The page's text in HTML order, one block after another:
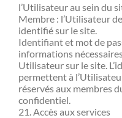
l’Utilisateur au sein du
Membre : l’Utilisateur
identifié sur le site.
Identifiant et mot de
informations
Utilisateur sur le site.
permettent à
réservés aux membres
confidentiel.
21. Accès aux services